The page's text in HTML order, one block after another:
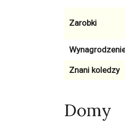
Zarobki
Znani koledzy
Domy